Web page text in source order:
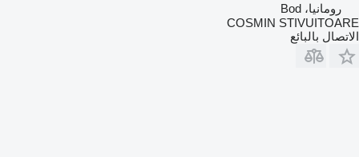
رومانيا، Bod
COSMIN STIVUITOARE
الاتصال بالبائع